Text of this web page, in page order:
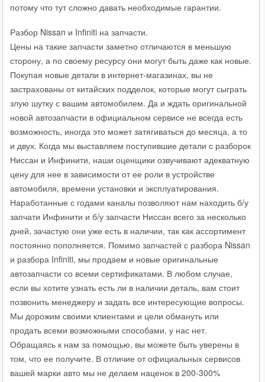
потому что тут сложно давать необходимые гарантии.
Разбор Nissan и Infiniti на запчасти.
Цены на такие запчасти заметно отличаются в меньшую
сторону, а по своему ресурсу они могут быть даже как новые.
Покупая новые детали в интернет-магазинах, вы не
застрахованы от китайских подделок, которые могут сыграть
злую шутку с вашим автомобилем. Да и ждать оригинальной
новой автозапчасти в официальном сервисе не всегда есть
возможность, иногда это может затягиваться до месяца, а то
и двух. Когда мы выставляем поступившие детали с разборок
Ниссан и Инфинити, наши оценщики озвучивают адекватную
цену для нее в зависимости от ее роли в устройстве
автомобиля, времени установки и эксплуатирования.
Наработанные с годами каналы позволяют нам находить б/у
запчати Инфинити и б/у запчасти Ниссан всего за несколько
дней, зачастую они уже есть в наличии, так как ассортимент
постоянно пополняется. Помимо запчастей с разбора Nissan
и разбора Infiniti, мы продаем и новые оригинальные
автозапчасти со всеми сертификатами. В любом случае,
если вы хотите узнать есть ли в наличии деталь, вам стоит
позвонить менеджеру и задать все интересующие вопросы.
Мы дорожим своими клиентами и цели обмануть или
продать всеми возможными способами, у нас нет.
Обращаясь к нам за помощью, вы можете быть уверены в
том, что ее получите. В отличие от официальных сервисов
вашей марки авто мы не делаем наценок в 200-300%